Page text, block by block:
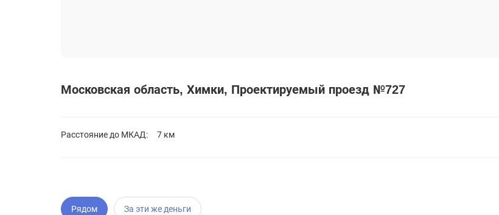
Московская область Химки Проектируемый проезд №727
Расстояние до МКАД: 7 км
Рядом За эти же деньги